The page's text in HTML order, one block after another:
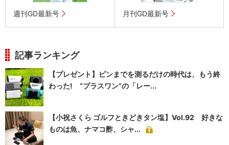
週刊GD最新号 月刊GD最新号
記事ランキング
【プレゼント】ピンまでを測るだけの時代は、もう終
わった! “プラスワン”の「レー...
【小祝さくら ゴルフときどきタン塩】Vol.92 好きな
ものは魚、ナマコ酢、シャ...